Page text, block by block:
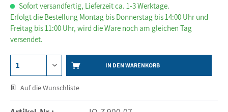
Sofort versandfertig, Lieferzeit ca. 1-3 Werktage.
Erfolgt die Bestellung Montag bis Donnerstag bis 14:00 Uhr und
Freitag bis 11:00 Uhr, wird die Ware noch am gleichen Tag
versendet.
IN DEN WARENKORB
Auf die Wunschliste